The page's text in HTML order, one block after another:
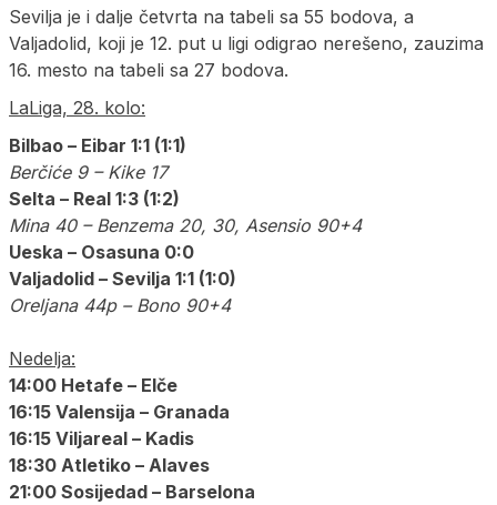
Sevilja je i dalje četvrta na tabeli sa 55 bodova, a
Valjadolid, koji je 12. put u ligi odigrao nerešeno, zauzima
16. mesto na tabeli sa 27 bodova.
LaLiga, 28. kolo:
Bilbao – Eibar 1:1 (1:1)
Berčiće 9 – Kike 17
Selta – Real 1:3 (1:2)
Mina 40 – Benzema 20, 30, Asensio 90+4
Ueska – Osasuna 0:0
Valjadolid – Sevilja 1:1 (1:0)
Oreljana 44p – Bono 90+4
Nedelja:
14:00 Hetafe – Elče
16:15 Valensija – Granada
16:15 Viljareal – Kadis
18:30 Atletiko – Alaves
21:00 Sosijedad – Barselona